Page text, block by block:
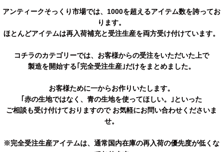
アンティークそっくり市場では、1000を超えるアイテム数を誇ってお
ります。
ほとんどアイテムは再入荷補充と受注生産を両方受け付けています。
コチラのカテゴリーでは、お客様からの受注をいただいた上で
製造を開始する｢完全受注生産｣だけをまとめました。
お客様ために一からお作りいたします。
｢赤の生地ではなく、青の生地を使ってほしい。｣といった
ご相談も受け付けておりますので お気軽にお問い合わせくださいま
せ。
※完全受注生産アイテムは、通常国内在庫の再入荷の優先度が低くな